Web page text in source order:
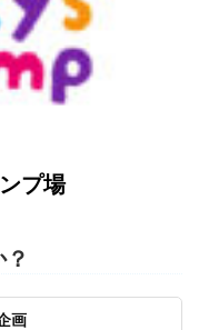
プ場
画